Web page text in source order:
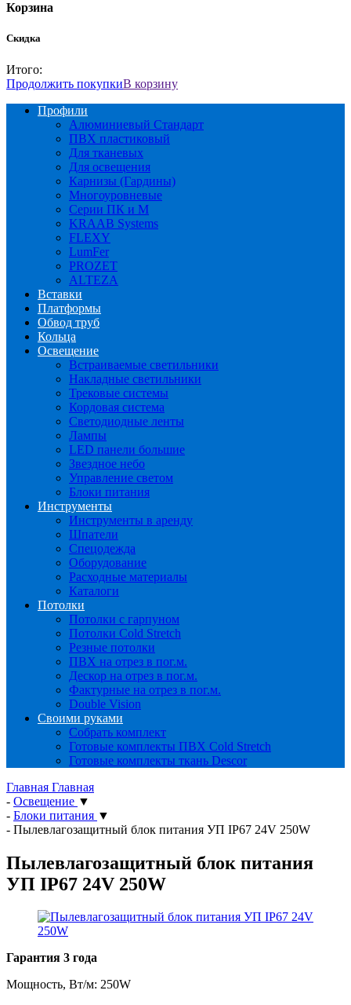
Корзина
Скидка
Итого:
Продолжить покупкиВ корзину
Профили
Алюминиевый Стандарт
ПВХ пластиковый
Для тканевых
Для освещения
Карнизы (Гардины)
Многоуровневые
Серии ПК и М
KRAAB Systems
FLEXY
LumFer
PROZET
ALTEZA
Вставки
Платформы
Обвод труб
Кольца
Освещение
Встраиваемые светильники
Накладные светильники
Трековые системы
Кордовая система
Светодиодные ленты
Лампы
LED панели большие
Звездное небо
Управление светом
Блоки питания
Инструменты
Инструменты в аренду
Шпатели
Спецодежда
Оборудование
Расходные материалы
Каталоги
Потолки
Потолки с гарпуном
Потолки Cold Stretch
Резные потолки
ПВХ на отрез в пог.м.
Дескор на отрез в пог.м.
Фактурные на отрез в пог.м.
Double Vision
Своими руками
Собрать комплект
Готовые комплекты ПВХ Cold Stretch
Готовые комплекты ткань Descor
Главная Главная
- Освещение ▼
- Блоки питания ▼
- Пылевлагозащитный блок питания УП IP67 24V 250W
Пылевлагозащитный блок питания
УП IP67 24V 250W
Гарантия 3 года
Мощность, Вт/м: 250W